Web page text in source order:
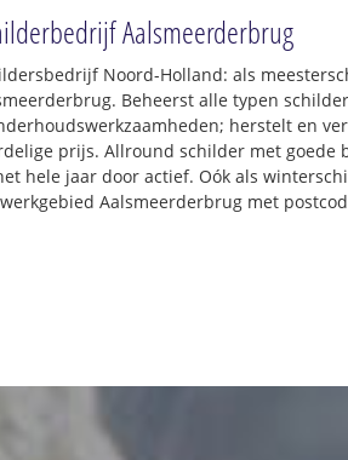
Aalsmeerderbrug
Noord-Holland: als
Beheerst alle typen
herstelt en
prijs. Allround schilder met goede
hele jaar door actief. Oók als
Aalsmeerderbrug met